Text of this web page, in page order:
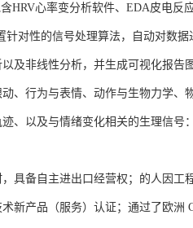
HRV心率变分析软件、EDA皮电反
对性的信号处理算法，自动对数
及非线性分析，并生成可视化报告
、行为与表情、动作与生物力学、
、以及与情绪变化相关的生理信号
具备自主进出口经营权；的人因工
产品（服务）认证；通过了欧洲